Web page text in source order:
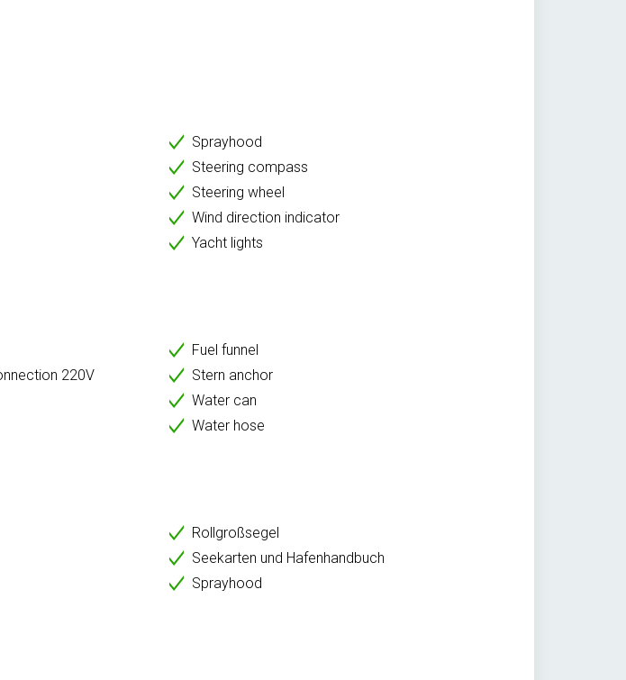
Sprayhood
Steering compass
Steering wheel
Wind direction indicator
Yacht lights
220V
Fuel funnel
Stern anchor
Water can
Water hose
Rollgroßsegel
Seekarten und Hafenhandbuch
Sprayhood